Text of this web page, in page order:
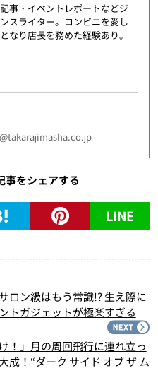
事・イベントレポートなどジ
スライター。コンビニを愛し
なり店長を務めた経験あり。
事をシェアする
LINE
ロン級はもう常識!? 生え際に
トガジェットが極楽すぎる
！」月の周回飛行に連れ立っ
成！“ダーク サイド オブ ザ ム